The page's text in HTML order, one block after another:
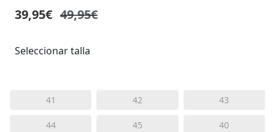
39,95€ 49,95€
Seleccionar talla
41 42 43
44 45 40